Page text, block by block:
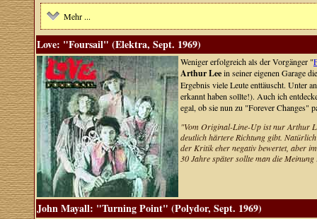
Mehr ...
Love: "Foursail" (Elektra, Sept. 1969)
Weniger erfolgreich als der Vorgänger "
Arthur Leein seiner eigenen Garage
Ergebnis viele Leute enttäuscht. Unter
erkannt haben sollte!). Auch ich
egal, ob sie nun zu "Forever Changes"
"Vom Original-Line-Up ist nur Arthur
deutlich härtere Richtung gibt.
der Kritik eher negativ bewertet, aber
30 Jahre später sollte man die
John Mayall: "Turning Point" (Polydor, Sept. 1969)